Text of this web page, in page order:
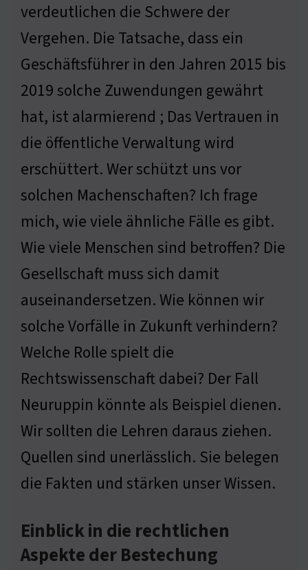
verdeutlichen die Schwere der
Vergehen. Die Tatsache, dass ein
Geschäftsführer in den Jahren 2015 bis
2019 solche Zuwendungen gewährt
hat, ist alarmierend ; Das Vertrauen in
die öffentliche Verwaltung wird
erschüttert. Wer schützt uns vor
solchen Machenschaften? Ich frage
mich, wie viele ähnliche Fälle es gibt.
Wie viele Menschen sind betroffen? Die
Gesellschaft muss sich damit
auseinandersetzen. Wie können wir
solche Vorfälle in Zukunft verhindern?
Welche Rolle spielt die
Rechtswissenschaft dabei? Der Fall
Neuruppin könnte als Beispiel dienen.
Wir sollten die Lehren daraus ziehen.
Quellen sind unerlässlich. Sie belegen
die Fakten und stärken unser Wissen.
Einblick in die rechtlichen
Aspekte der Bestechung